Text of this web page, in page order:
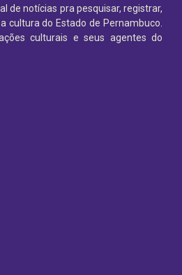
de notícias pra pesquisar, registrar,
cultura do Estado de Pernambuco.
culturais e seus agentes do